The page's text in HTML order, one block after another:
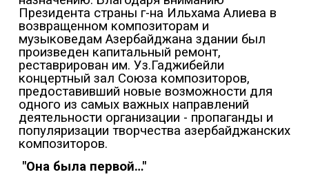
Президента страны г-на Ильхама Алиева в
возвращенном композиторам и
музыковедам Азербайджана здании был
произведен капитальный ремонт,
реставрирован им. Уз.Гаджибейли
концертный зал Союза композиторов,
предоставивший новые возможности для
одного из самых важных направлений
деятельности организации - пропаганды и
популяризации творчества азербайджанских
композиторов.
"Она была первой…"